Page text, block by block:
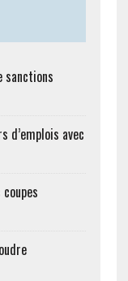
sanctions
d’emplois avec